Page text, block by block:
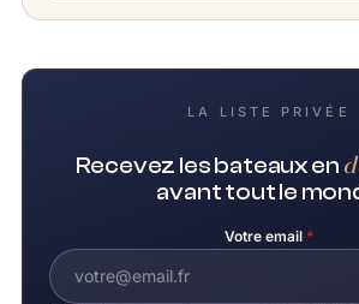
LA LISTE PRIVÉE
Recevez les bateaux en
avant tout le
Votre email *